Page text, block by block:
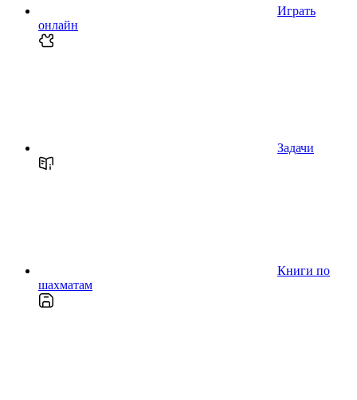
Играть
онлайн
Задачи
Книги по
шахматам